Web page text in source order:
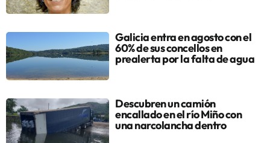
Galicia entra en agosto con el
60% de sus concellos en
prealerta por la falta de agua
Descubren un camión
encallado en el río Miño con
una narcolancha dentro